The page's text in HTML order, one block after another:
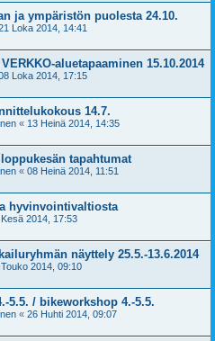
ja ympäristön puolesta 24.10.
Loka 2014, 14:41
aluetapaaminen 15.10.2014
Loka 2014, 17:15
14.7.
« 13 Heinä 2014, 14:35
tapahtumat
« 08 Heinä 2014, 11:51
hyvinvointivaltiosta
Kesä 2014, 17:53
näyttely 25.5.-13.6.2014
Touko 2014, 09:10
5.5. / bikeworkshop 4.-5.5.
« 26 Huhti 2014, 09:07